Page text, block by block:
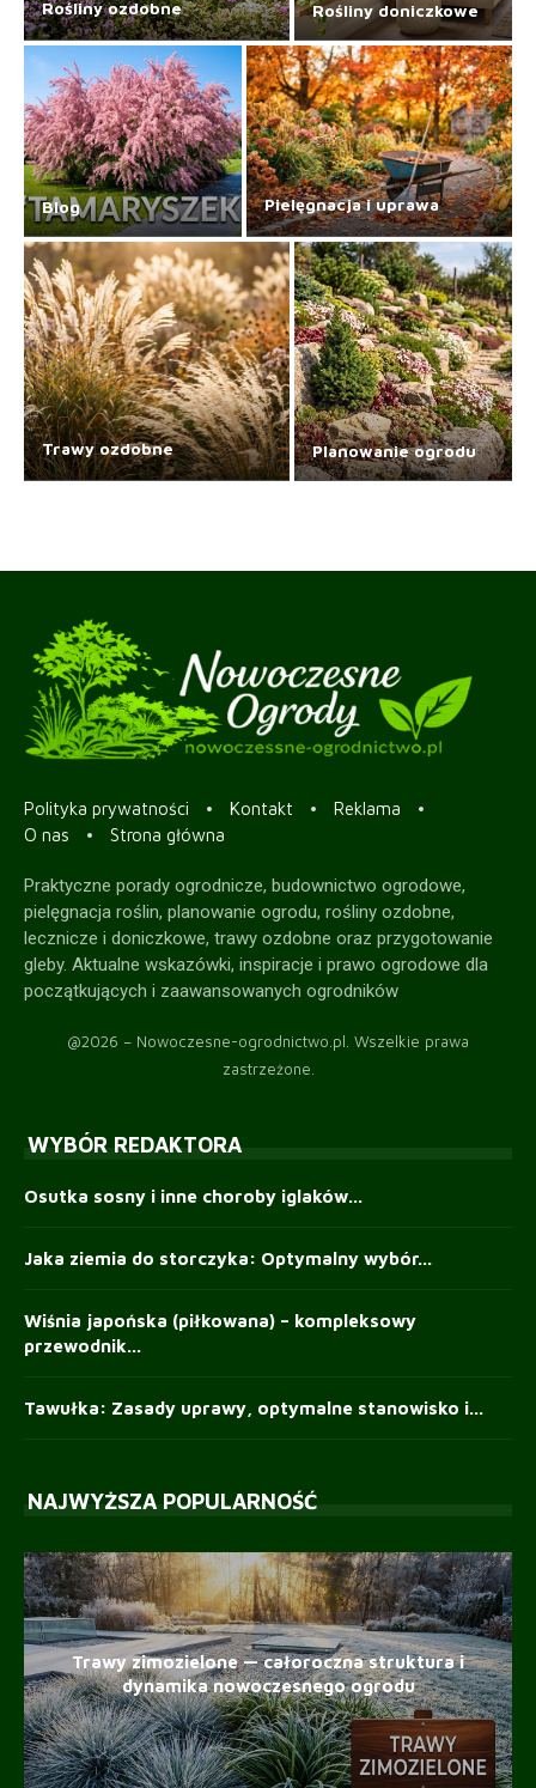
Rośliny ozdobne Rośliny doniczkowe
Blog Pielęgnacja i uprawa
Trawy ozdobne Planowanie ogrodu
Polityka prywatności Kontakt
Reklama
O nas
Strona główna
Praktyczne porady ogrodnicze, budownictwo ogrodowe,
pielęgnacja roślin, planowanie ogrodu, rośliny ozdobne,
lecznicze i doniczkowe, trawy ozdobne oraz przygotowanie
gleby. Aktualne wskazówki, inspiracje i prawo ogrodowe dla
początkujących i zaawansowanych ogrodników
@2026 – Nowoczesne-ogrodnictwo.pl. Wszelkie prawa
zastrzeżone.
WYBÓR REDAKTORA
Osutka sosny i inne choroby iglaków...
Jaka ziemia do storczyka: Optymalny wybór...
Wiśnia japońska (piłkowana) – kompleksowy
przewodnik...
Tawułka: Zasady uprawy, optymalne stanowisko i...
NAJWYŻSZA POPULARNOŚĆ
Trawy zimozielone — całoroczna struktura i
dynamika nowoczesnego ogrodu